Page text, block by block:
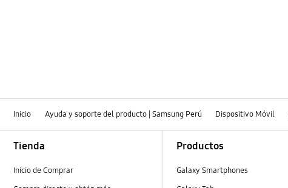
Inicio Ayuda y soporte del producto | Samsung Perú Dispositivo Móvil
Tienda
Inicio de Comprar
Productos
Galaxy Smartphones